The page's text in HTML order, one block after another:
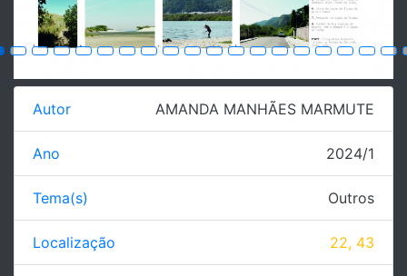
Autor AMANDA MANHÃES MARMUTE
Ano 2024/1
Tema(s) Outros
Localização 22, 43